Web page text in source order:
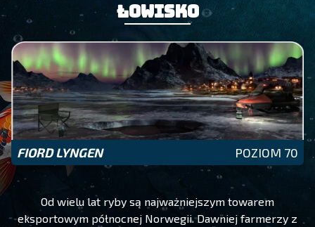
Łowisko
FIORD LYNGEN POZIOM 70
Od wielu lat ryby są najważniejszym towarem
eksportowym północnej Norwegii. Dawniej farmerzy z